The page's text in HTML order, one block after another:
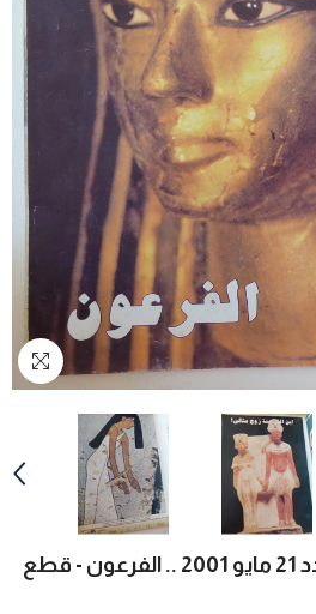
مجلة النصف الاخر .. العدد 21 مايو 2001 .. الفرعون - قطع